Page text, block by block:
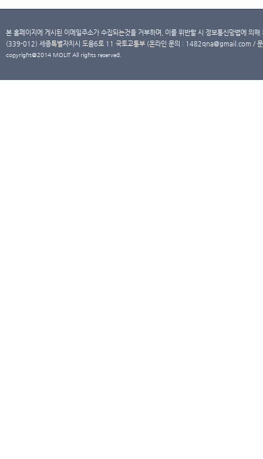
본 홈페이지에 게시된 이메일주소가 수집되는것을 거부하며, 이를 위반할 시 정보통신망법에 의
(339-012) 세종특별자치시 도움6로 11 국토교통부 (온라인 문의 : 1482qna@gmail.com /
copyright@2014 MOLIT All rights reserved.